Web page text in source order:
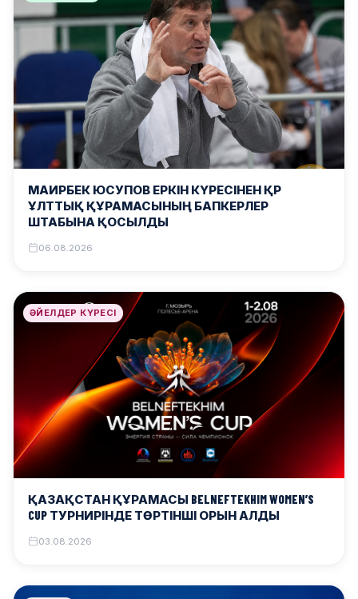
МАИРБЕК ЮСУПОВ ЕРКІН КҮРЕСІНЕН ҚР
ҰЛТТЫҚ ҚҰРАМАСЫНЫҢ БАПКЕРЛЕР
ШТАБЫНА ҚОСЫЛДЫ
06.08.2026
ӘЙЕЛДЕР КҮРЕСІ
ҚАЗАҚСТАН ҚҰРАМАСЫ BELNEFTEKHIM WOMEN’S
CUP ТУРНИРІНДЕ ТӨРТІНШІ ОРЫН АЛДЫ
03.08.2026